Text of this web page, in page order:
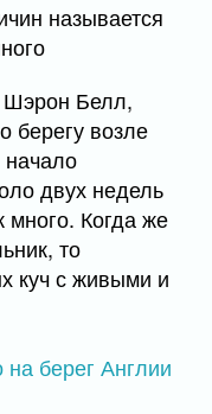
называется
Шэрон Белл,
берегу возле
двух недель
много. Когда же
то
куч с живыми и